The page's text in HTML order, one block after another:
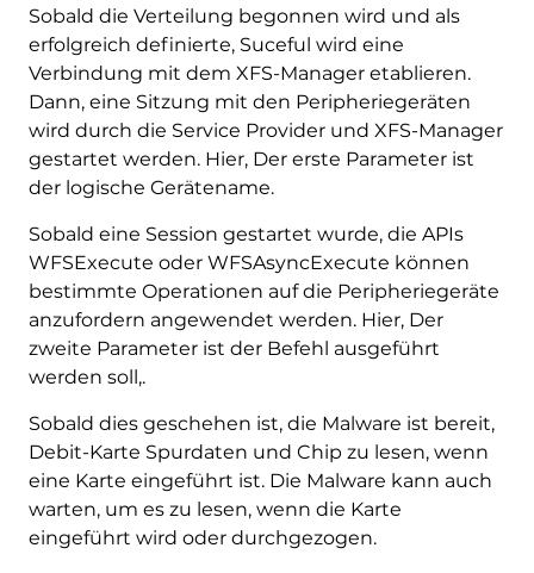
Sobald die Verteilung begonnen wird und als
erfolgreich definierte, Suceful wird eine
Verbindung mit dem XFS-Manager etablieren.
Dann, eine Sitzung mit den Peripheriegeräten
wird durch die Service Provider und XFS-Manager
gestartet werden. Hier, Der erste Parameter ist
der logische Gerätename.
Sobald eine Session gestartet wurde, die APIs
WFSExecute oder WFSAsyncExecute können
bestimmte Operationen auf die Peripheriegeräte
anzufordern angewendet werden. Hier, Der
zweite Parameter ist der Befehl ausgeführt
werden soll,.
Sobald dies geschehen ist, die Malware ist bereit,
Debit-Karte Spurdaten und Chip zu lesen, wenn
eine Karte eingeführt ist. Die Malware kann auch
warten, um es zu lesen, wenn die Karte
eingeführt wird oder durchgezogen.